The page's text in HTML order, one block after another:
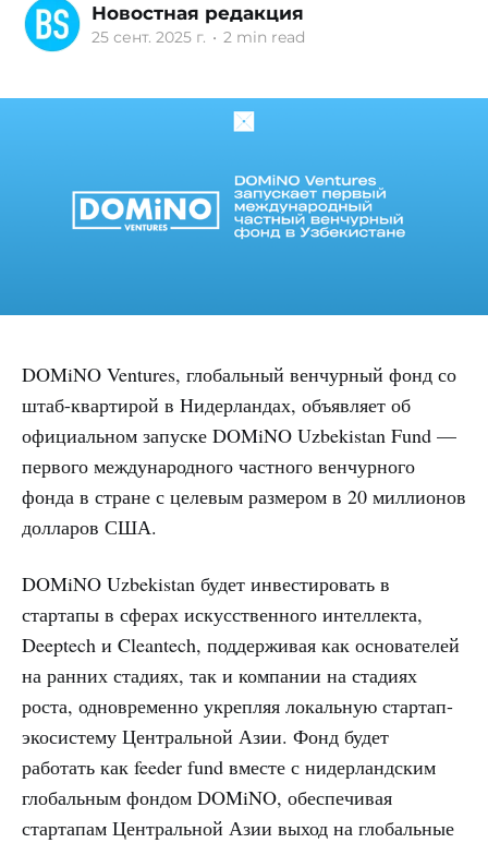
Новостная редакция
25 сент. 2025 г. • 2 min read
DOMiNO Ventures, глобальный венчурный фонд со
штаб-квартирой в Нидерландах, объявляет об
официальном запуске DOMiNO Uzbekistan Fund —
первого международного частного венчурного
фонда в стране с целевым размером в 20 миллионов
долларов США.
DOMiNO Uzbekistan будет инвестировать в
стартапы в сферах искусственного интеллекта,
Deeptech и Cleantech, поддерживая как основателей
на ранних стадиях, так и компании на стадиях
роста, одновременно укрепляя локальную стартап-
экосистему Центральной Азии. Фонд будет
работать как feeder fund вместе с нидерландским
глобальным фондом DOMiNO, обеспечивая
стартапам Центральной Азии выход на глобальные